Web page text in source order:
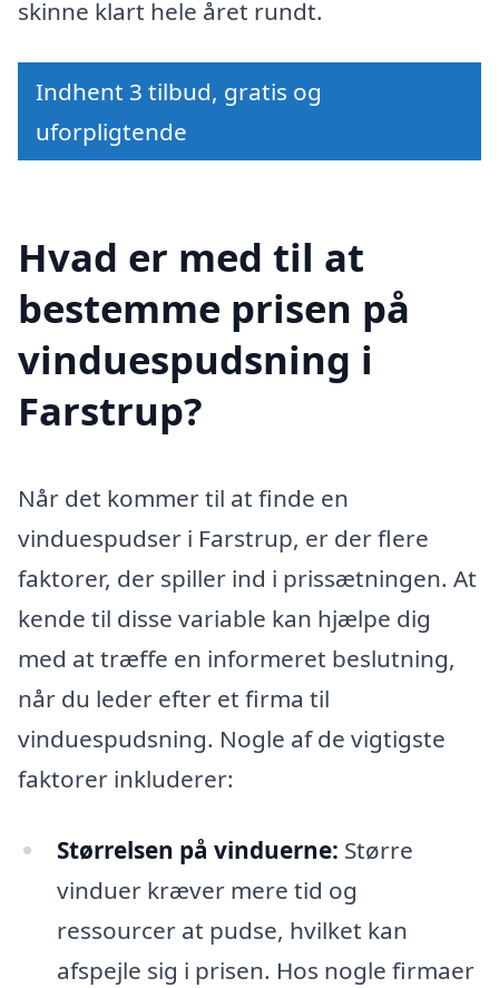
skinne klart hele året rundt.
Indhent 3 tilbud, gratis og
uforpligtende
Hvad er med til at
bestemme prisen på
vinduespudsning i
Farstrup?
Når det kommer til at finde en
vinduespudser i Farstrup, er der flere
faktorer, der spiller ind i prissætningen. At
kende til disse variable kan hjælpe dig
med at træffe en informeret beslutning,
når du leder efter et firma til
vinduespudsning. Nogle af de vigtigste
faktorer inkluderer:
Størrelsen på vinduerne: Større
vinduer kræver mere tid og
ressourcer at pudse, hvilket kan
afspejle sig i prisen. Hos nogle firmaer